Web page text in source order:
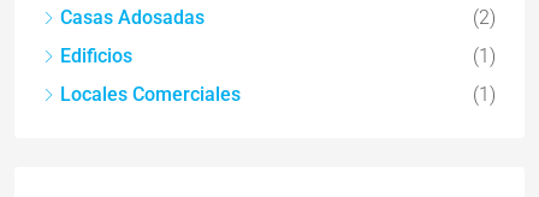
Casas Adosadas
(2)
Edificios
(1)
Locales Comerciales
(1)